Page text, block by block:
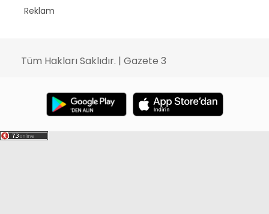
Reklam
Tüm Hakları Saklıdır. | Gazete 3